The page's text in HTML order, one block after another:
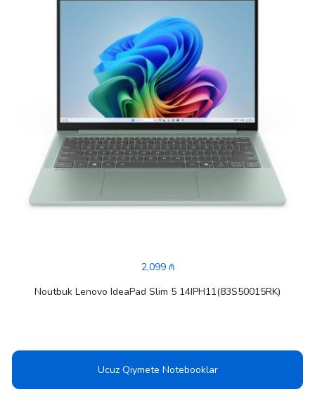
2,099 ₼
Noutbuk Lenovo IdeaPad Slim 5 14IPH11(83S50015RK)
Ucuz Qiymete Notebooklar